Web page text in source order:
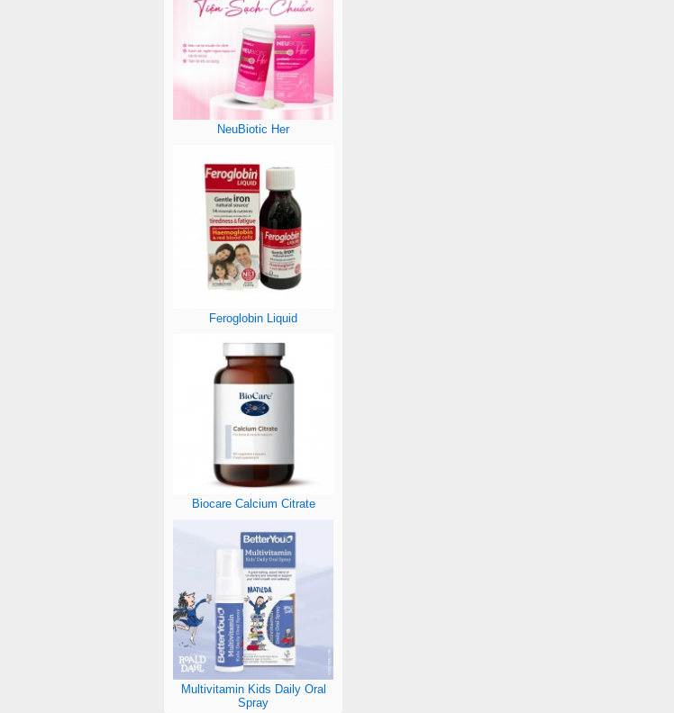
NeuBiotic Her
Feroglobin Liquid
Biocare Calcium Citrate
Multivitamin Kids Daily Oral
Spray